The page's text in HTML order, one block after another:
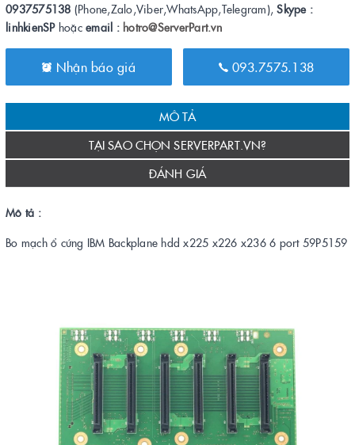
0937575138 (Phone,Zalo,Viber,WhatsApp,Telegram),Skype :
linhkienSPhoặc email : hotro@ServerPart.vn
Nhận báo giá 093.7575.138
MÔ TẢ
TẠI SAO CHỌN SERVERPART.VN?
ĐÁNH GIÁ
Mô tả :
Bo mạch ổ cứng IBM Backplane hdd x225 x226 x236 6 port 59P5159